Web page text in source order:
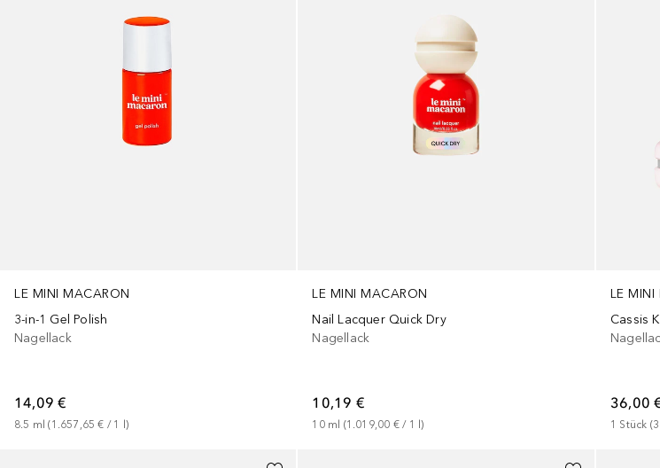
LE MINI MACARON
3-in-1 Gel Polish
Nagellack
14,09 €
8.5 ml (1.657,65 € / 1 l)
LE MINI MACARON
Nail Lacquer Quick Dry
Nagellack
10,19 €
10 ml (1.019,00 € / 1 l)
LE MINI
Cassis
36,00
1 Stück (